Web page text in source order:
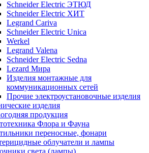
Schneider Electric ЭТЮД
Schneider Electric ХИТ
Legrand Cariva
Schneider Electric Unica
Werkel
Legrand Valena
Schneider Electric Sedna
Lezard Мира
Изделия монтажные для
коммуникационных сетей
Прочие электроустановочные изделия
изделия
продукция
Флора и Фауна
переносные, фонари
облучатели и лампы
света (лампы)